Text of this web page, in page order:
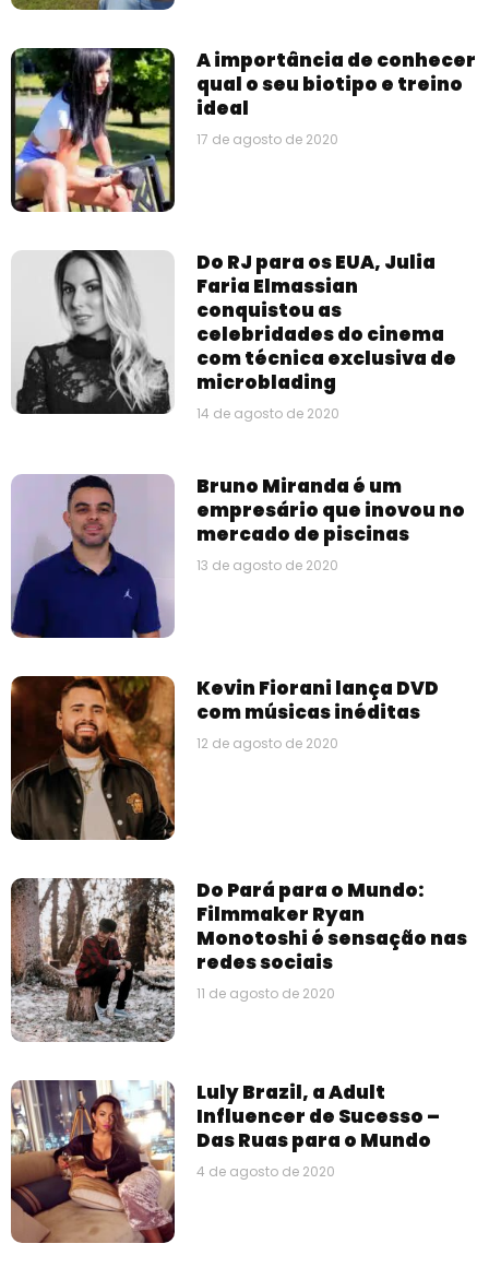
A importância de conhecer
qual o seu biotipo e treino
ideal
17 de agosto de 2020
Do RJ para os EUA, Julia
Faria Elmassian
conquistou as
celebridades do cinema
com técnica exclusiva de
microblading
14 de agosto de 2020
Bruno Miranda é um
empresário que inovou no
mercado de piscinas
13 de agosto de 2020
Kevin Fiorani lança DVD
com músicas inéditas
12 de agosto de 2020
Do Pará para o Mundo:
Filmmaker Ryan
Monotoshi é sensação nas
redes sociais
11 de agosto de 2020
Luly Brazil, a Adult
Influencer de Sucesso –
Das Ruas para o Mundo
4 de agosto de 2020